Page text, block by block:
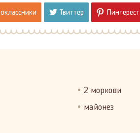
Твиттер Пинтерест
2 моркови
майонез